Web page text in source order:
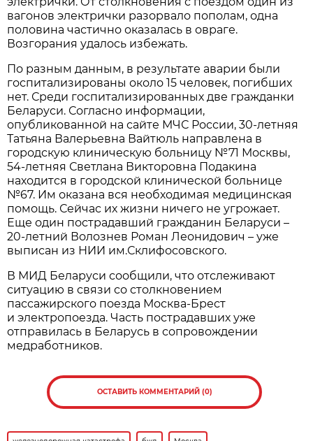
вагонов электрички разорвало пополам, одна
половина частично оказалась в овраге.
Возгорания удалось избежать.
По разным данным, в результате аварии были
госпитализированы около 15 человек, погибших
нет. Среди госпитализированных две гражданки
Беларуси. Согласно информации,
опубликованной на сайте МЧС России, 30-летняя
Татьяна Валерьевна Вайтюль направлена в
городскую клиническую больницу №71 Москвы,
54-летняя Светлана Викторовна Подакина
находится в городской клинической больнице
№67. Им оказана вся необходимая медицинская
помощь. Сейчас их жизни ничего не угрожает.
Еще один пострадавший гражданин Беларуси –
20-летний Волознев Роман Леонидович – уже
выписан из НИИ им.Склифосовского.
В МИД Беларуси сообщили, что отслеживают
ситуацию в связи со столкновением
пассажирского поезда Москва-Брест
и электропоезда. Часть пострадавших уже
отправилась в Беларусь в сопровождении
медработников.
ОСТАВИТЬ КОММЕНТАРИЙ (0)